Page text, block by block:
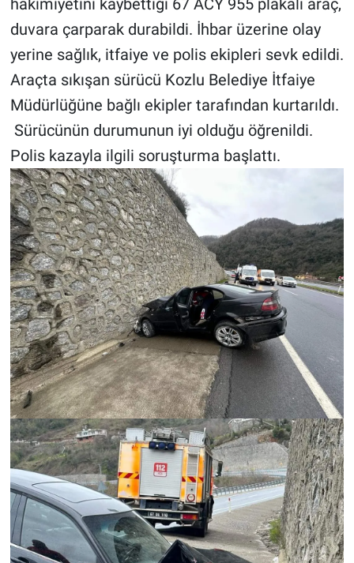
hakimiyetini kaybettiği 67 ACY 955 plakalı araç,
duvara çarparak durabildi. İhbar üzerine olay
yerine sağlık, itfaiye ve polis ekipleri sevk edildi.
Araçta sıkışan sürücü Kozlu Belediye İtfaiye
Müdürlüğüne bağlı ekipler tarafından kurtarıldı.
Sürücünün durumunun iyi olduğu öğrenildi.
Polis kazayla ilgili soruşturma başlattı.